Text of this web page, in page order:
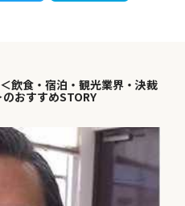
飲食・宿泊・観光業界・決裁
おすすめSTORY